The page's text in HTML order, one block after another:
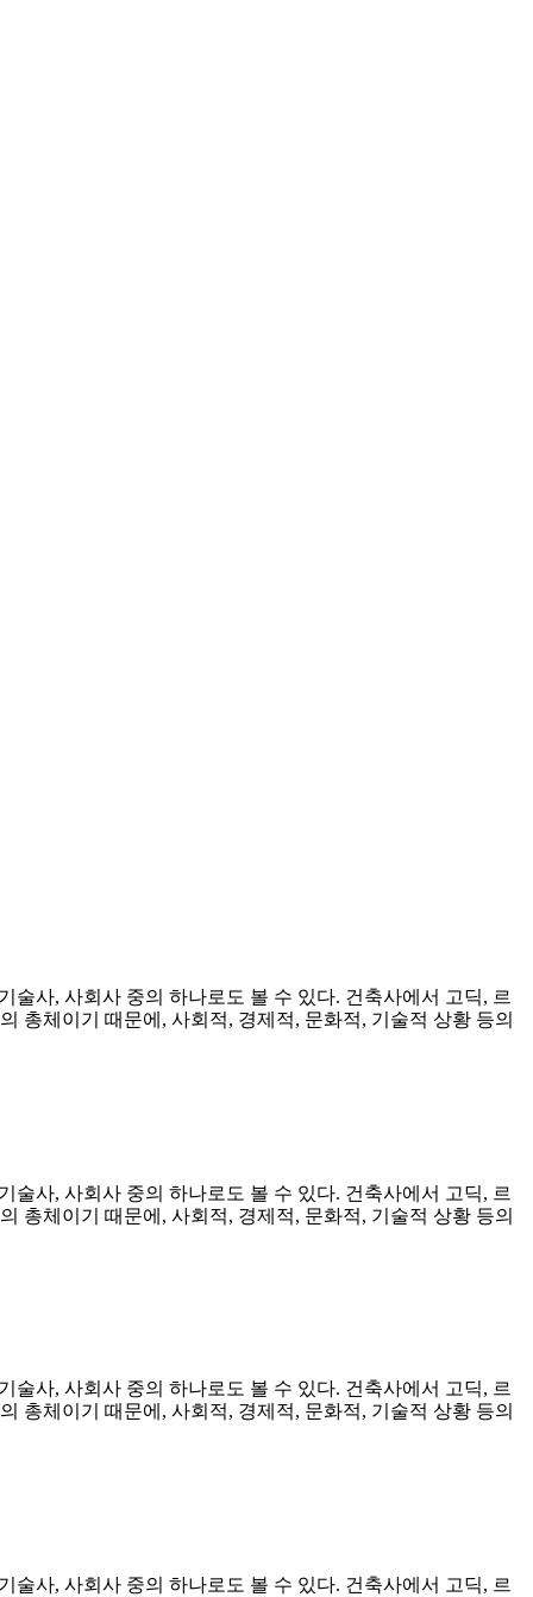
사, 사회사 중의 하나로도 볼 수 있다. 건축사에서 고딕, 르
총체이기 때문에, 사회적, 경제적, 문화적, 기술적 상황 등의
사, 사회사 중의 하나로도 볼 수 있다. 건축사에서 고딕, 르
총체이기 때문에, 사회적, 경제적, 문화적, 기술적 상황 등의
사, 사회사 중의 하나로도 볼 수 있다. 건축사에서 고딕, 르
총체이기 때문에, 사회적, 경제적, 문화적, 기술적 상황 등의
사, 사회사 중의 하나로도 볼 수 있다. 건축사에서 고딕, 르